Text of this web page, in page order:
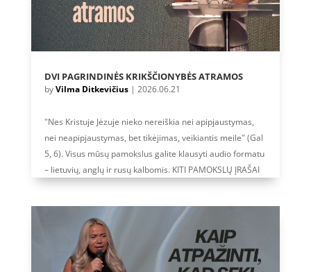
DVI PAGRINDINĖS KRIKŠČIONYBĖS ATRAMOS
byVilma Ditkevičius| 2026.06.21
"Nes Kristuje Jėzuje nieko nereiškia nei apipjaustymas,
nei neapipjaustymas, bet tikėjimas, veikiantis meile" (Gal
5, 6). Visus mūsų pamokslus galite klausyti audio formatu
– lietuvių, anglų ir rusų kalbomis. KITI PAMOKSLŲ ĮRAŠAI